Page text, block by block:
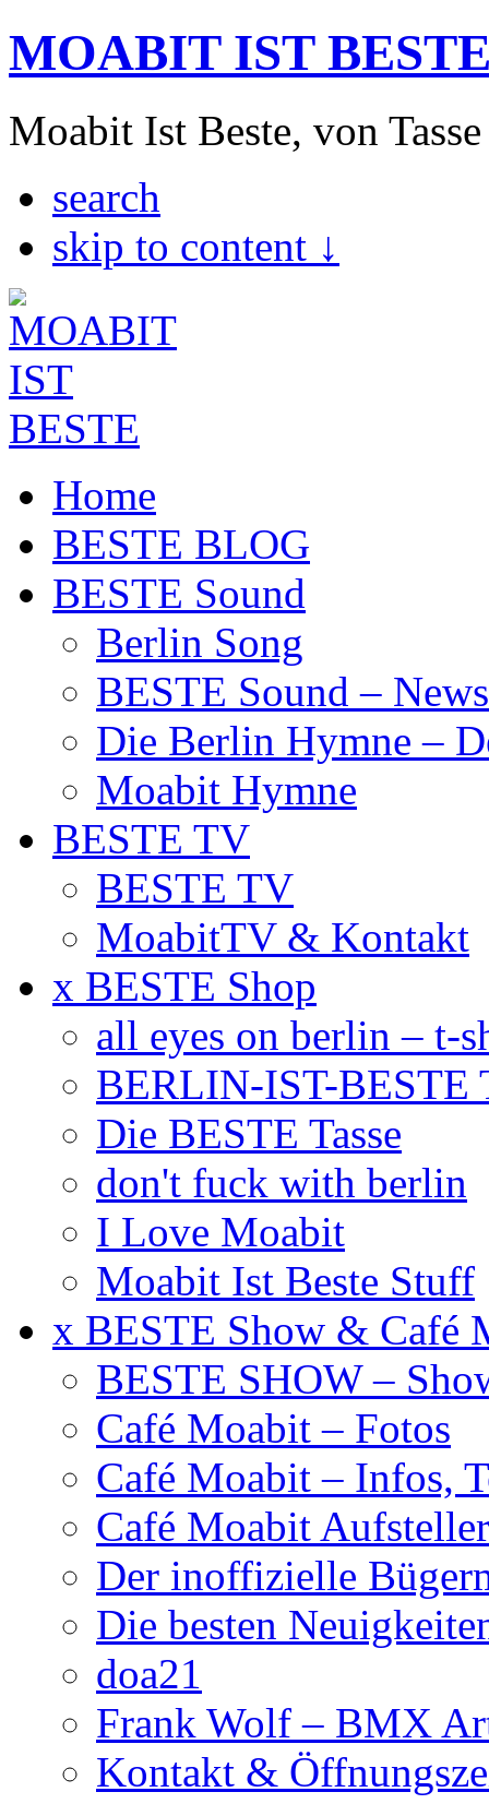
MOABIT IST
Moabit Ist Beste, von
search
skip to content ↓
Home
BESTE BLOG
BESTE Sound
Berlin Song
BESTE Sound –
Die Berlin Hymne –
Moabit Hymne
BESTE TV
BESTE TV
MoabitTV & Kontakt
x BESTE Shop
all eyes on berlin – t-
BERLIN-IST-BESTE
Die BESTE Tasse
don't fuck with berlin
I Love Moabit
Moabit Ist Beste Stuff
x BESTE Show & Café
BESTE SHOW –
Café Moabit – Fotos
Café Moabit – Infos,
Café Moabit Aufsteller
Der inoffizielle
Die besten
doa21
Frank Wolf – BMX
Kontakt &